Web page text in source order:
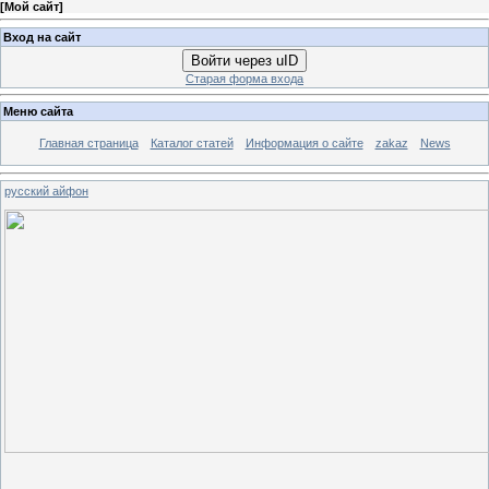
[Мой сайт]
Вход на сайт
Войти через uID
Старая форма входа
Меню сайта
Главная страница Каталог статей Информация о сайте zakaz News
русский айфон